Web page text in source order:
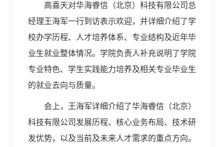
高喜天对华海睿信（北京）科技有限公司总
经理王海军一行到访表示欢迎，并详细介绍了学
校办学历程、人才培养体系、专业结构及近年毕
业生就业整体情况。学院负责人补充说明了学院
专业特色、学生实践能力培养及相关专业毕业生
的就业去向与质量。
会上，王海军详细介绍了华海睿信（北京）
科技有限公司 发展历程、核心业务布局、技术研
发优势，以及当前及未来人才需求的重点方向。